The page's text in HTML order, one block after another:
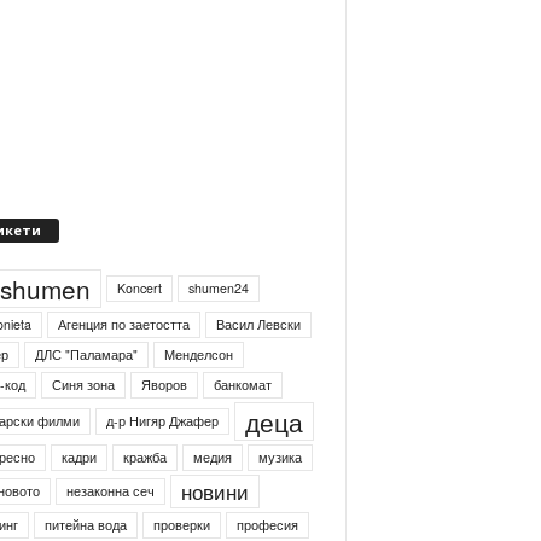
Koncert
shumen24
Агенция по заетостта
Васил Левски
ДЛС "Паламара"
Менделсон
Синя зона Яворов
банкомат
филми
д-р Нигяр Джафер деца
кадри кражба медия
музика
незаконна сеч новини
питейна вода проверки професия